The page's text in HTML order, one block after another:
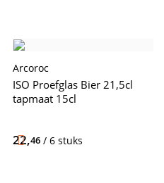
Arcoroc
ISO Proefglas Bier 21,5cl
tapmaat 15cl
22,46 / 6 stuks